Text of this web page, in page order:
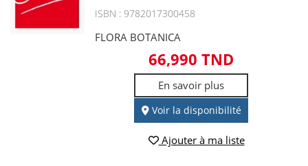
ISBN : 9782017300458
FLORA BOTANICA
66,990 TND
En savoir plus
Voir la disponibilité
Ajouter à ma liste